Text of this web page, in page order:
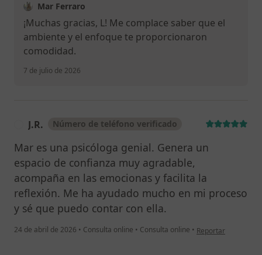
Mar Ferraro
¡Muchas gracias, L! Me complace saber que el
ambiente y el enfoque te proporcionaron
comodidad.
7 de julio de 2026
J.R. Número de teléfono verificado
Mar es una psicóloga genial. Genera un
espacio de confianza muy agradable,
acompaña en las emocionas y facilita la
reflexión. Me ha ayudado mucho en mi proceso
y sé que puedo contar con ella.
24 de abril de 2026 • Consulta online • Consulta online • en opinión del
Reportar